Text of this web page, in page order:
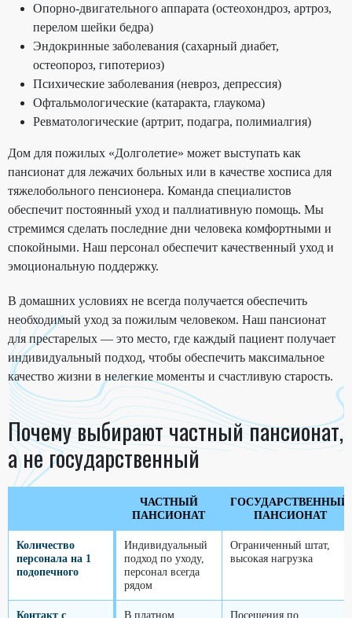
Опорно-двигательного аппарата (остеохондроз, артроз,
перелом шейки бедра)
Эндокринные заболевания (сахарный диабет,
остеопороз, гипотериоз)
Психические заболевания (невроз, депрессия)
Офтальмологические (катаракта, глаукома)
Ревматологические (артрит, подагра, полимиалгия)
Дом для пожилых «Долголетие» может выступать как
пансионат для лежачих больных или в качестве хосписа для
тяжелобольного пенсионера. Команда специалистов
обеспечит постоянный уход и паллиативную помощь. Мы
стремимся сделать последние дни человека комфортными и
спокойными. Наш персонал обеспечит качественный уход и
эмоциональную поддержку.
В домашних условиях не всегда получается обеспечить
необходимый уход за пожилым человеком. Наш пансионат
для престарелых — это место, где каждый пациент получает
индивидуальный подход, чтобы обеспечить максимальное
качество жизни в нелегкие моменты и счастливую старость.
Почему выбирают частный пансионат,
а не государственный
ЧАСТНЫЙ
ПАНСИОНАТ
ГОСУДАРСТВЕННЫЙ
ПАНСИОНАТ
Количество
персонала на 1
подопечного
Индивидуальный
подход по уходу,
персонал всегда
рядом
Ограниченный штат,
высокая нагрузка
Контакт с В платном Посещения по